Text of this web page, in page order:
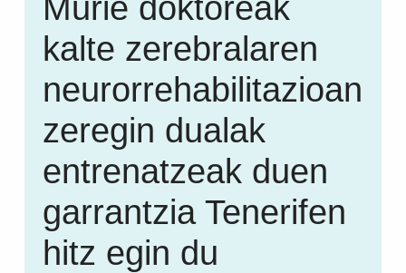
Murie doktoreak
kalte zerebralaren
neurorrehabilitazioan
zeregin dualak
entrenatzeak duen
garrantzia Tenerifen
hitz egin du